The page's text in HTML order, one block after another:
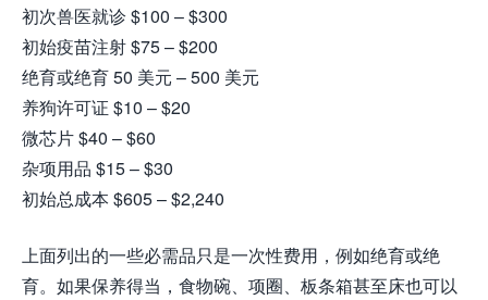
初次兽医就诊 $100 – $300
初始疫苗注射 $75 – $200
绝育或绝育 50 美元 – 500 美元
养狗许可证 $10 – $20
微芯片 $40 – $60
杂项用品 $15 – $30
初始总成本 $605 – $2,240
上面列出的一些必需品只是一次性费用，例如绝育或绝
育。如果保养得当，食物碗、项圈、板条箱甚至床也可以